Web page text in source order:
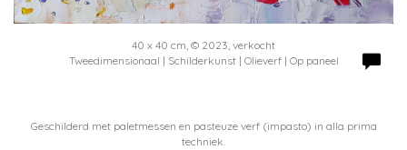
40 x 40 cm, © 2023, verkocht
Tweedimensionaal | Schilderkunst | Olieverf | Op paneel
Geschilderd met paletmessen en pasteuze verf (impasto) in alla prima
techniek.